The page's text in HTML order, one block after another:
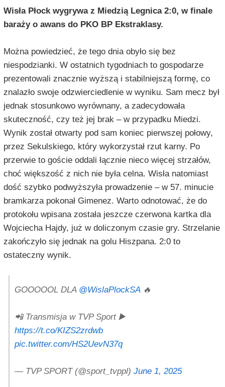
Wisła Płock wygrywa z Miedzią Legnica 2:0, w finale
baraży o awans do PKO BP Ekstraklasy.
Można powiedzieć, że tego dnia obyło się bez
niespodzianki. W ostatnich tygodniach to gospodarze
prezentowali znacznie wyższą i stabilniejszą formę, co
znalazło swoje odzwierciedlenie w wyniku. Sam mecz był
jednak stosunkowo wyrównany, a zadecydowała
skuteczność, czy też jej brak – w przypadku Miedzi.
Wynik został otwarty pod sam koniec pierwszej połowy,
przez Sekulskiego, który wykorzystał rzut karny. Po
przerwie to goście oddali łącznie nieco więcej strzałów,
choć większość z nich nie była celna. Wisła natomiast
dość szybko podwyższyła prowadzenie – w 57. minucie
bramkarza pokonał Gimenez. Warto odnotować, że do
protokołu wpisana została jeszcze czerwona kartka dla
Wojciecha Hajdy, już w doliczonym czasie gry. Strzelanie
zakończyło się jednak na golu Hiszpana. 2:0 to
ostateczny wynik.
GOOOOOL DLA @WislaPlockSA🔥
📲 Transmisja w TVP Sport ▶️
https://t.co/KIZS2zrdwb
pic.twitter.com/HS2UevN37q
— TVP SPORT (@sport_tvppl) June 1, 2025